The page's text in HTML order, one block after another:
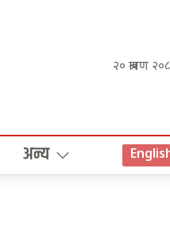
२० श्रावण
अन्य